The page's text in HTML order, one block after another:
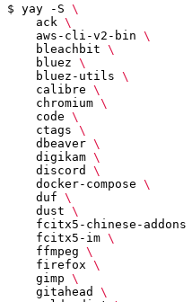
$ yay -S
    ack
    aws-cli-v2-bin
    bleachbit
    bluez
    bluez-utils
    calibre
    chromium
    code
    ctags
    dbeaver
    digikam
    discord
    docker-compose
    duf
    dust
    fcitx5-chinese-addons
    fcitx5-im
    ffmpeg
    firefox
    gimp
    gitahead